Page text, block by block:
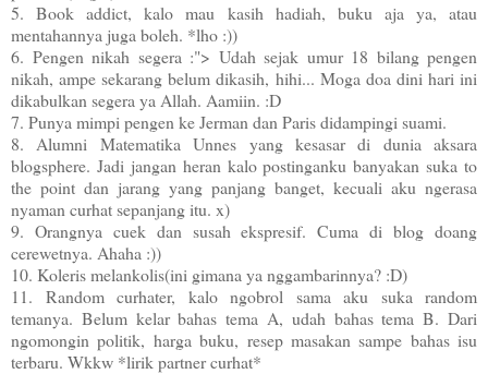
5. Book addict, kalo mau kasih hadiah, buku aja ya, atau
mentahannya juga boleh. *lho :))
6. Pengen nikah segera :"> Udah sejak umur 18 bilang pengen
nikah, ampe sekarang belum dikasih, hihi... Moga doa dini hari ini
dikabulkan segera ya Allah. Aamiin. :D
7. Punya mimpi pengen ke Jerman dan Paris didampingi suami.
8. Alumni Matematika Unnes yang kesasar di dunia aksara
blogsphere. Jadi jangan heran kalo postinganku banyakan suka to
the point dan jarang yang panjang banget, kecuali aku ngerasa
nyaman curhat sepanjang itu. x)
9. Orangnya cuek dan susah ekspresif. Cuma di blog doang
cerewetnya. Ahaha :))
10. Koleris melankolis(ini gimana ya nggambarinnya? :D)
11. Random curhater, kalo ngobrol sama aku suka random
temanya. Belum kelar bahas tema A, udah bahas tema B. Dari
ngomongin politik, harga buku, resep masakan sampe bahas isu
terbaru. Wkkw *lirik partner curhat*